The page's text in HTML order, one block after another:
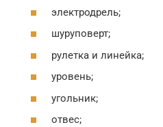
электродрель;
шуруповерт;
рулетка и линейка;
уровень;
угольник;
отвес;